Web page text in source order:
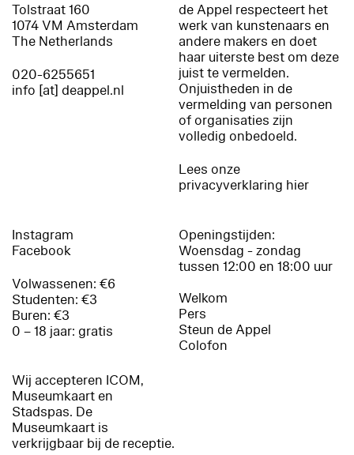
Tolstraat 160
1074 VM Amsterdam
The Netherlands
020-6255651
info [at] deappel.nl
de Appel respecteert het
werk van kunstenaars en
andere makers en doet
haar uiterste best om deze
juist te vermelden.
Onjuistheden in de
vermelding van personen
of organisaties zijn
volledig onbedoeld.
Lees onze
privacyverklaring hier
Instagram
Facebook
Volwassenen: €6
Studenten: €3
Buren: €3
0 – 18 jaar: gratis
Wij accepteren ICOM,
Museumkaart en
Stadspas. De
Museumkaart is
verkrijgbaar bij de receptie.
Openingstijden:
Woensdag - zondag
tussen 12:00 en 18:00 uur
Welkom
Pers
Steun de Appel
Colofon